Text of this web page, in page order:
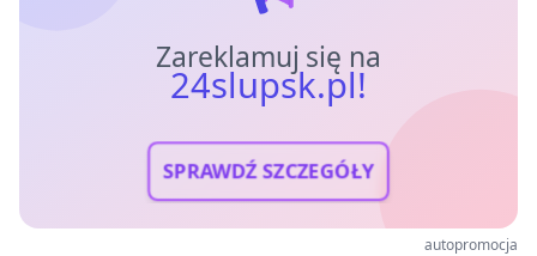
Zareklamuj się na
24slupsk.pl!
SPRAWDŹ SZCZEGÓŁY
autopromocja